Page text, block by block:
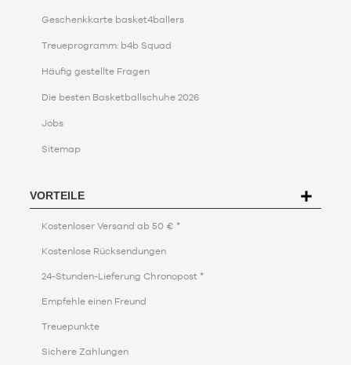
Geschenkkarte basket4ballers
Treueprogramm: b4b Squad
Häufig gestellte Fragen
Die besten Basketballschuhe 2026
Jobs
Sitemap
VORTEILE
Kostenloser Versand ab 50 € *
Kostenlose Rücksendungen
24-Stunden-Lieferung Chronopost *
Empfehle einen Freund
Treuepunkte
Sichere Zahlungen